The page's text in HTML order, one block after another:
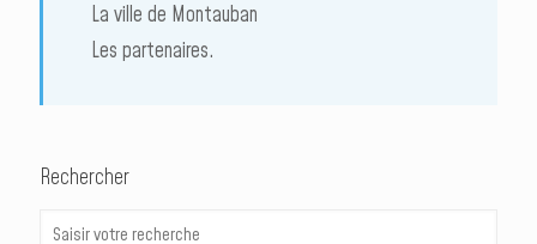
La ville de Montauban
Les partenaires.
Rechercher